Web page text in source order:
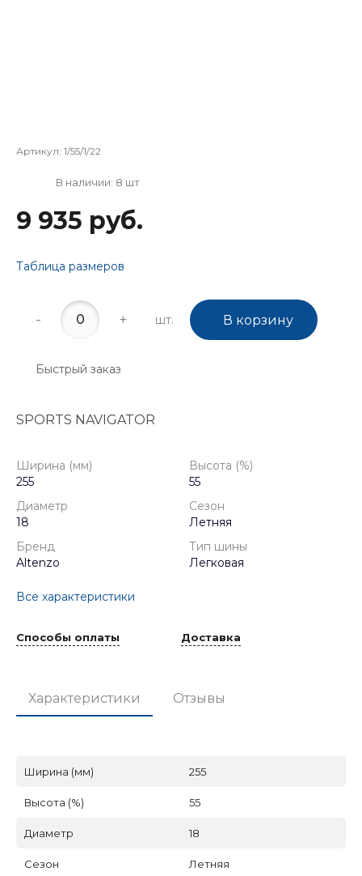
Артикул: 1/55/1/22
В наличии: 8 шт
9 935 руб.
Таблица размеров
- + шт. В корзину
Быстрый заказ
SPORTS NAVIGATOR
Ширина (мм)
255
Высота (%)
55
Диаметр
18
Сезон
Летняя
Бренд
Altenzo
Тип шины
Легковая
Все характеристики
Способы оплаты Доставка
Характеристики Отзывы
Ширина (мм) 255
Высота (%) 55
Диаметр 18
Сезон Летняя